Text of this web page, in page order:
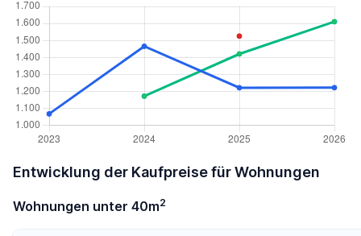
Entwicklung der Kaufpreise für Wohnungen
Wohnungen unter 40m2